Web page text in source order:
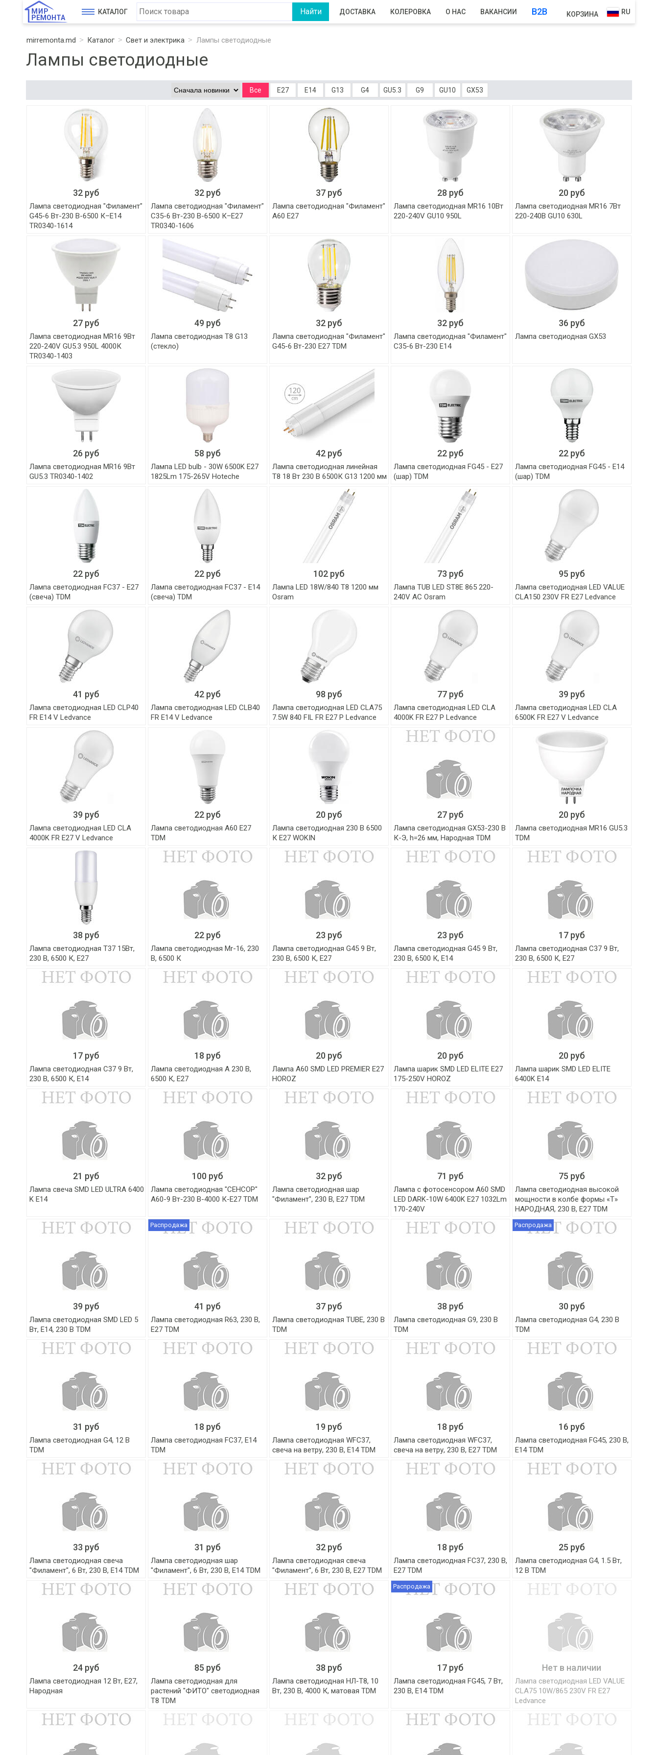
МИР
РЕМОНТА
КАТАЛОГ ДОСТАВКА КОЛЕРОВКА О НАС ВАКАНСИИ B2B КОРЗИНА RU
mirremonta.md Каталог Свет и электрика Лампы светодиодные
Лампы светодиодные
Все Е27 Е14 G13 G4 GU5.3 G9 GU10 GX53
32 руб
Лампа светодиодная "Филамент"
G45-6 Вт-230 В-6500 К–E14
TR0340-1614
32 руб
Лампа светодиодная "Филамент"
С35-6 Вт-230 В-6500 К–E27
TR0340-1606
37 руб
Лампа светодиодная "Филамент"
А60 E27
28 руб
Лампа светодиодная MR16 10Вт
220-240V GU10 950L
20 руб
Лампа светодиодная MR16 7Вт
220-240В GU10 630L
27 руб
Лампа светодиодная MR16 9Вт
220-240V GU5.3 950L 4000К
TR0340-1403
49 руб
Лампа светодиодная T8 G13
(стекло)
32 руб
Лампа светодиодная "Филамент"
G45-6 Вт-230 E27 TDM
32 руб
Лампа светодиодная "Филамент"
С35-6 Вт-230 E14
36 руб
Лампа светодиодная GX53
26 руб
Лампа светодиодная MR16 9Вт
GU5.3 TR0340-1402
58 руб
Лампа LED bulb - 30W 6500K E27
1825Lm 175-265V Hoteche
42 руб
Лампа светодиодная линейная
Т8 18 Вт 230 В 6500К G13 1200 мм
22 руб
Лампа светодиодная FG45 - Е27
(шар) TDM
22 руб
Лампа светодиодная FG45 - Е14
(шар) TDM
22 руб
Лампа светодиодная FC37 - Е27
(свеча) TDM
22 руб
Лампа светодиодная FC37 - Е14
(свеча) TDM
102 руб
Лампа LED 18W/840 T8 1200 мм
Osram
73 руб
Лампа TUB LED ST8E 865 220-
240V AC Osram
95 руб
Лампа светодиодная LED VALUE
CLA150 230V FR E27 Ledvance
41 руб
Лампа светодиодная LED CLP40
FR E14 V Ledvance
42 руб
Лампа светодиодная LED CLB40
FR E14 V Ledvance
98 руб
Лампа светодиодная LED CLA75
7.5W 840 FIL FR E27 P Ledvance
77 руб
Лампа светодиодная LED CLA
4000K FR E27 P Ledvance
39 руб
Лампа светодиодная LED CLA
6500K FR E27 V Ledvance
39 руб
Лампа светодиодная LED CLA
4000K FR E27 V Ledvance
22 руб
Лампа светодиодная А60 E27
TDM
20 руб
Лампа светодиодная 230 В 6500
К E27 WOKIN
27 руб
Лампа светодиодная GX53-230 В
К-Э, h=26 мм, Народная TDM
20 руб
Лампа светодиодная MR16 GU5.3
TDM
38 руб
Лампа светодиодная T37 15Вт,
230 В, 6500 К, Е27
22 руб
Лампа светодиодная Mr-16, 230
В, 6500 К
23 руб
Лампа светодиодная G45 9 Вт,
230 В, 6500 К, Е27
23 руб
Лампа светодиодная G45 9 Вт,
230 В, 6500 К, Е14
17 руб
Лампа светодиодная C37 9 Вт,
230 В, 6500 К, Е27
17 руб
Лампа светодиодная C37 9 Вт,
230 В, 6500 К, Е14
18 руб
Лампа светодиодная А 230 В,
6500 К, E27
20 руб
Лампа A60 SMD LED PREMIER E27
HOROZ
20 руб
Лампа шарик SMD LED ELITE Е27
175-250V HOROZ
20 руб
Лампа шарик SMD LED ELITE
6400K Е14
21 руб
Лампа свеча SMD LED ULTRA 6400
K E14
100 руб
Лампа светодиодная "СЕНСОР"
А60-9 Вт-230 В-4000 К-E27 TDM
32 руб
Лампа светодиодная шар
"Филамент", 230 В, Е27 TDM
71 руб
Лампа с фотосенсором А60 SMD
LED DARK-10W 6400K E27 1032Lm
170-240V
75 руб
Лампа светодиодная высокой
мощности в колбе формы «Т»
НАРОДНАЯ, 230 В, E27 TDM
39 руб
Лампа светодиодная SMD LED 5
Вт, E14, 230 В TDM
Распродажа
41 руб
Лампа светодиодная R63, 230 В,
E27 TDM
37 руб
Лампа светодиодная TUBE, 230 В
TDM
38 руб
Лампа светодиодная G9, 230 В
TDM
Распродажа
30 руб
Лампа светодиодная G4, 230 В
TDM
31 руб
Лампа светодиодная G4, 12 В
TDM
18 руб
Лампа светодиодная FС37, E14
TDM
19 руб
Лампа светодиодная WFC37,
свеча на ветру, 230 В, E14 TDM
18 руб
Лампа светодиодная WFC37,
свеча на ветру, 230 В, E27 TDM
16 руб
Лампа светодиодная FG45, 230 В,
E14 TDM
33 руб
Лампа светодиодная свеча
"Филамент", 6 Вт, 230 В, Е14 TDM
31 руб
Лампа светодиодная шар
"Филамент", 6 Вт, 230 В, Е14 TDM
32 руб
Лампа светодиодная свеча
"Филамент", 6 Вт, 230 В, Е27 TDM
18 руб
Лампа светодиодная FС37, 230 В,
E27 TDM
25 руб
Лампа светодиодная G4, 1.5 Вт,
12 В TDM
24 руб
Лампа светодиодная 12 Вт, Е27,
Народная
85 руб
Лампа светодиодная для
растений "ФИТО" светодиодная
T8 TDM
38 руб
Лампа светодиодная НЛ-Т8, 10
Вт, 230 В, 4000 К, матовая TDM
Распродажа
17 руб
Лампа светодиодная FG45, 7 Вт,
230 В, E14 TDM
Нет в наличии
Лампа светодиодная LED VALUE
CLA75 10W/865 230V FR E27
Ledvance